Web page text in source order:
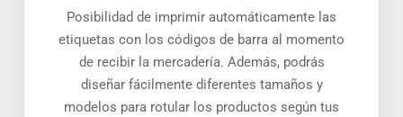
Posibilidad de imprimir automáticamente las
etiquetas con los códigos de barra al momento
de recibir la mercadería. Además, podrás
diseñar fácilmente diferentes tamaños y
modelos para rotular los productos según tus